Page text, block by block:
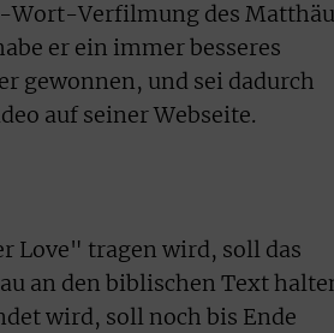
Wort-Verfilmung des
er ein immer besseres
gewonnen, und sei dadurch
auf seiner Webseite.
Love" tragen wird, soll das
an den biblischen Text
wird, soll noch bis Ende